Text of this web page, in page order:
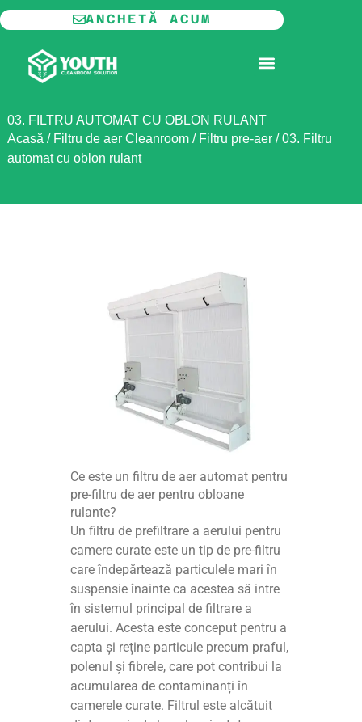
Skip
to
content
ANCHETĂ ACUM
03. FILTRU AUTOMAT CU OBLON RULANT
Acasă / Filtru de aer Cleanroom/ Filtru pre-aer/03. Filtru
automat cu oblon rulant
Ce este un filtru de aer automat pentru
pre-filtru de aer pentru obloane
rulante?
Un filtru de prefiltrare a aerului pentru
camere curate este un tip de pre-filtru
care îndepărtează particulele mari în
suspensie înainte ca acestea să intre
în sistemul principal de filtrare a
aerului. Acesta este conceput pentru a
capta și reține particule precum praful,
polenul și fibrele, care pot contribui la
acumularea de contaminanți în
camerele curate. Filtrul este alcătuit